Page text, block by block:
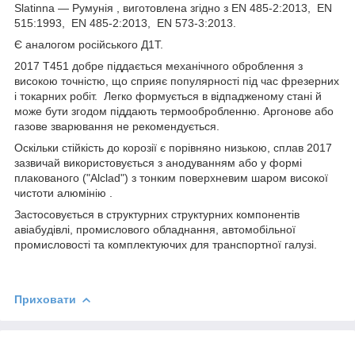
Slatinna ― Румунія , виготовлена згідно з EN 485-2:2013, EN
515:1993, EN 485-2:2013, EN 573-3:2013.
Є аналогом російського Д1Т.
2017 Т451 добре піддається механічного оброблення з
високою точністю, що сприяє популярності під час фрезерних
і токарних робіт. Легко формується в відпадженому стані й
може бути згодом піддають термообробленню. Аргонове або
газове зварювання не рекомендується.
Оскільки стійкість до корозії є порівняно низькою, сплав 2017
зазвичай використовується з анодуванням або у формі
плакованого ("Alclad") з тонким поверхневим шаром високої
чистоти алюмінію .
Застосовується в структурних структурних компонентів
авіабудівлі, промислового обладнання, автомобільної
промисловості та комплектуючих для транспортної галузі.
Приховати